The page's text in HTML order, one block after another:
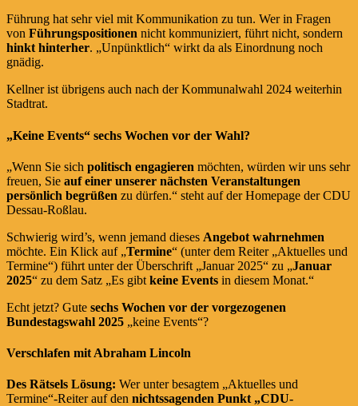
Führung hat sehr viel mit Kommunikation zu tun. Wer in Fragen
von Führungspositionen nicht kommuniziert, führt nicht, sondern
hinkt hinterher. „Unpünktlich“ wirkt da als Einordnung noch
gnädig.
Kellner ist übrigens auch nach der Kommunalwahl 2024 weiterhin
Stadtrat.
„Keine Events“ sechs Wochen vor der Wahl?
„Wenn Sie sich politisch engagieren möchten, würden wir uns sehr
freuen, Sie auf einer unserer nächsten Veranstaltungen
persönlich begrüßen zu dürfen.“ steht auf der Homepage der CDU
Dessau-Roßlau.
Schwierig wird’s, wenn jemand dieses Angebot wahrnehmen
möchte. Ein Klick auf „Termine“ (unter dem Reiter „Aktuelles und
Termine“) führt unter der Überschrift „Januar 2025“ zu „Januar
2025“ zu dem Satz „Es gibt keine Events in diesem Monat.“
Echt jetzt? Gute sechs Wochen vor der vorgezogenen
Bundestagswahl 2025 „keine Events“?
Verschlafen mit Abraham Lincoln
Des Rätsels Lösung: Wer unter besagtem „Aktuelles und
Termine“-Reiter auf den nichtssagenden Punkt „CDU-